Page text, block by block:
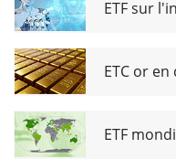
ETC or
ETF